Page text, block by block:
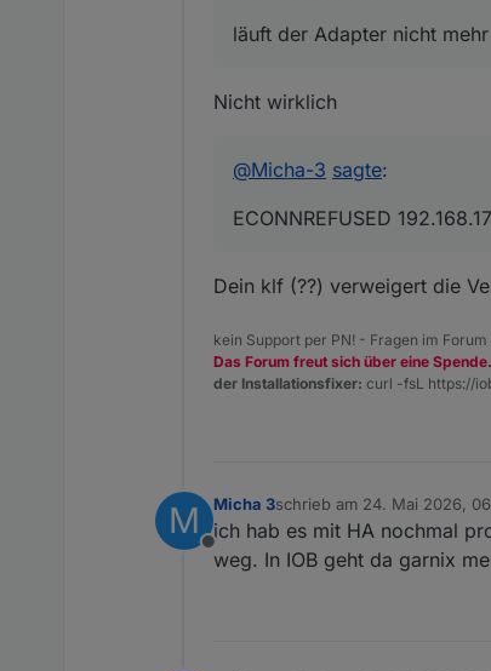
klf200.0
klf200.0
klf200.0
2026-05-24
klf200.0
läuft der Adapter nicht mehr
Nicht wirklich
@Micha-3 sagte:
ECONNREFUSED
Dein klf (??) verweigert die
kein Support per PN! - Fragen im
Das Forum freut sich über eine
der Installationsfixer: curl -fsL https://
M
Offline
Micha 3schrieb am 24. Mai 2026,
zuletzt editiert von
ich hab es mit HA nochmal
weg. In IOB geht da garnix